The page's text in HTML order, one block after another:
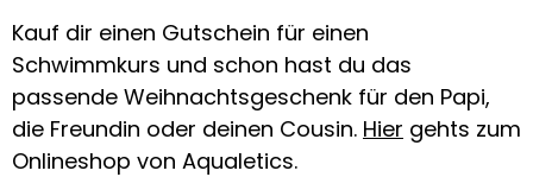
Kauf dir einen Gutschein für einen
Schwimmkurs und schon hast du das
passende Weihnachtsgeschenk für den Papi,
die Freundin oder deinen Cousin. Hier gehts zum
Onlineshop von Aqualetics.